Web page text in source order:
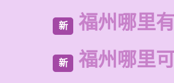
新 福州哪里
新 福州哪里